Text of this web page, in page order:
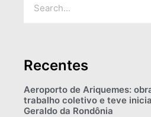
Recentes
Aeroporto de Ariquemes:
trabalho coletivo e teve
Geraldo da Rondônia